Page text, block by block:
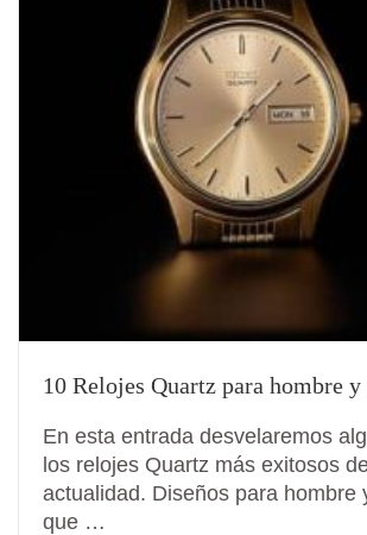
10 Relojes Quartz para hombre
En esta entrada desvelaremos
los relojes Quartz más exitosos
actualidad. Diseños para hombre
que …